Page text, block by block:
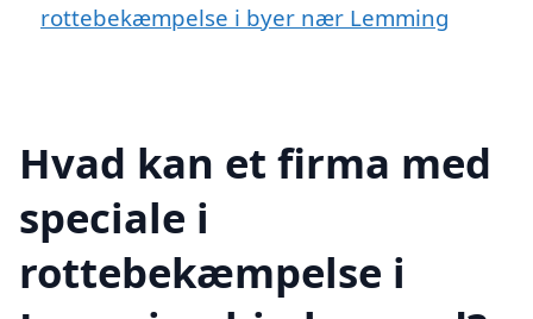
rottebekæmpelse i byer nær Lemming
Hvad kan et firma med
speciale i
rottebekæmpelse i